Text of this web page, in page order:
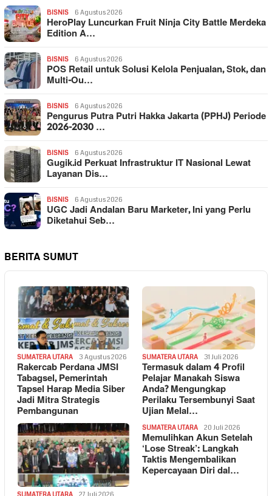
BISNIS 6 Agustus 2026
HeroPlay Luncurkan Fruit Ninja City Battle Merdeka
Edition A…
BISNIS 6 Agustus 2026
POS Retail untuk Solusi Kelola Penjualan, Stok, dan
Multi-Ou…
BISNIS 6 Agustus 2026
Pengurus Putra Putri Hakka Jakarta (PPHJ) Periode
2026-2030 …
BISNIS 6 Agustus 2026
Gugik.id Perkuat Infrastruktur IT Nasional Lewat
Layanan Dis…
BISNIS 6 Agustus 2026
UGC Jadi Andalan Baru Marketer, Ini yang Perlu
Diketahui Seb…
BERITA SUMUT
SUMATERA UTARA 3 Agustus 2026
Rakercab Perdana JMSI
Tabagsel, Pemerintah
Tapsel Harap Media Siber
Jadi Mitra Strategis
Pembangunan
SUMATERA UTARA 31 Juli 2026
Termasuk dalam 4 Profil
Pelajar Manakah Siswa
Anda? Mengungkap
Perilaku Tersembunyi Saat
Ujian Melal…
SUMATERA UTARA 20 Juli 2026
Memulihkan Akun Setelah
‘Lose Streak’: Langkah
Taktis Mengembalikan
Kepercayaan Diri dal…